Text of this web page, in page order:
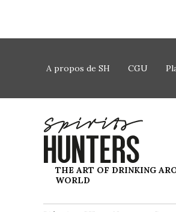
A propos de SH CGU
Spirits Hunters
THE ART OF DRINKING
WORLD